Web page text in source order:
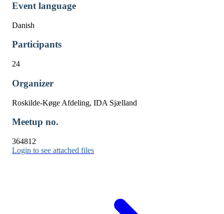
Event language
Danish
Participants
24
Organizer
Roskilde-Køge Afdeling, IDA Sjælland
Meetup no.
364812
Login to see attached files